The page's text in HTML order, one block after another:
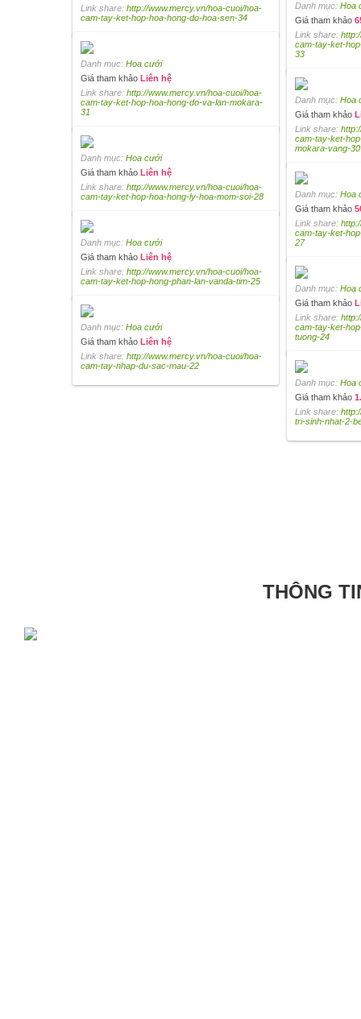
Link share: http://www.mercy.vn/hoa-cuoi/hoa-
cam-tay-ket-hop-hoa-hong-do-hoa-sen-34
Danh mục: Hoa
Giá tham khảo
Link share:
cam-tay-ket-
33
Danh mục: Hoa cưới
Giá tham khảo Liên hệ
Link share: http://www.mercy.vn/hoa-cuoi/hoa-
cam-tay-ket-hop-hoa-hong-do-va-lan-mokara-
31
Danh mục: Hoa
Giá tham khảo
Link share:
cam-tay-ket-
mokara-vang-30
Danh mục: Hoa cưới
Giá tham khảo Liên hệ
Link share: http://www.mercy.vn/hoa-cuoi/hoa-
cam-tay-ket-hop-hoa-hong-ly-hoa-mom-soi-28
Danh mục: Hoa
Giá tham khảo
Link share:
cam-tay-ket-
27
Danh mục: Hoa cưới
Giá tham khảo Liên hệ
Link share: http://www.mercy.vn/hoa-cuoi/hoa-
cam-tay-ket-hop-hong-phan-lan-vanda-tim-25
Danh mục: Hoa
Giá tham khảo
Link share:
cam-tay-ket-
tuong-24
Danh mục: Hoa cưới
Giá tham khảo Liên hệ
Link share: http://www.mercy.vn/hoa-cuoi/hoa-
cam-tay-nhap-du-sac-mau-22
Danh mục: Hoa
Giá tham khảo
Link share:
tri-sinh-nhat-2-
THÔNG